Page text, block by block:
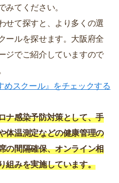
てください。
せて探すと、より多くの選
ールを探せます。大阪府全
ジでご紹介していますので
めスクール』をチェックする
ナ感染予防対策として、手
体温測定などの健康管理の
の間隔確保、オンライン相
組みを実施しています。